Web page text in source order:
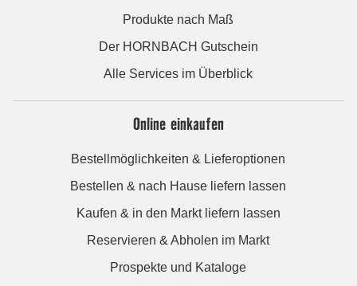
Produkte nach Maß
Der HORNBACH Gutschein
Alle Services im Überblick
Online einkaufen
Bestellmöglichkeiten & Lieferoptionen
Bestellen & nach Hause liefern lassen
Kaufen & in den Markt liefern lassen
Reservieren & Abholen im Markt
Prospekte und Kataloge